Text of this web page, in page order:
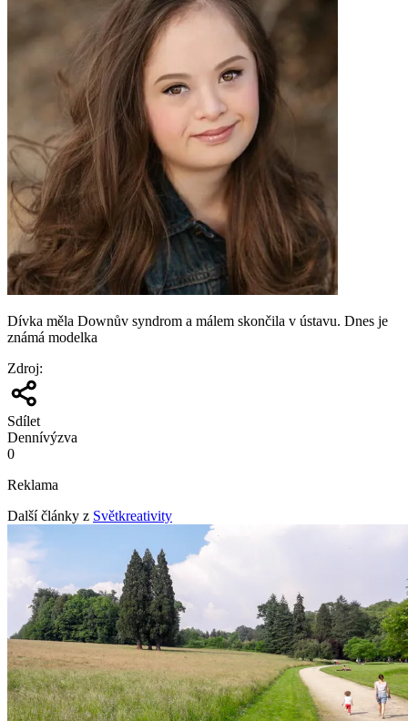
Dívka měla Downův syndrom a málem skončila v ústavu. Dnes je
známá modelka
Zdroj:
Sdílet
Dennívýzva
0
Reklama
Další články z Světkreativity